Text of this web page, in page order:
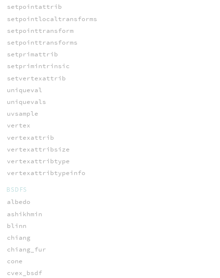
setpointattrib
setpointlocaltransforms
setpointtransform
setpointtransforms
setprimattrib
setprimintrinsic
setvertexattrib
uniqueval
uniquevals
uvsample
vertex
vertexattrib
vertexattribsize
vertexattribtype
vertexattribtypeinfo
BSDFS
albedo
ashikhmin
blinn
chiang
chiang_fur
cone
cvex_bsdf